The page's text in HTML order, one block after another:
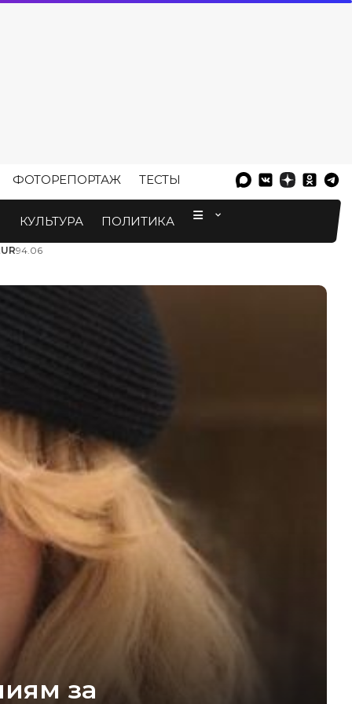
ФОТОРЕПОРТАЖ ТЕСТЫ
КУЛЬТУРА ПОЛИТИКА
94.06
за